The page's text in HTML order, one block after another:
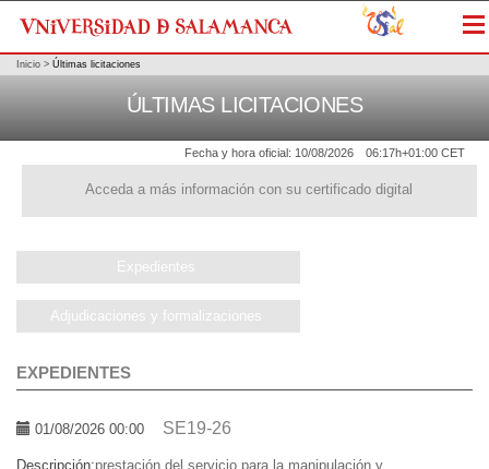
Fecha y hora oficial: 10/08/2026 06:17h+01:00 CET
Acceda a más información con su certificado digital
Inicio > Últimas licitaciones
ÚLTIMAS LICITACIONES
Expedientes
Adjudicaciones y formalizaciones
EXPEDIENTES
01/08/2026 00:00 SE19-26
Descripción:prestación del servicio para la manipulación y